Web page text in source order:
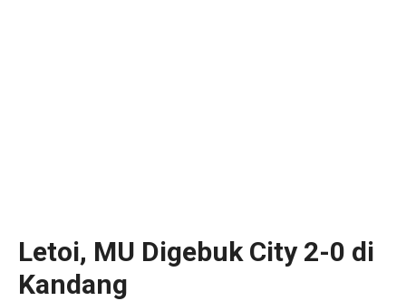
Letoi, MU Digebuk City 2-0 di
Kandang